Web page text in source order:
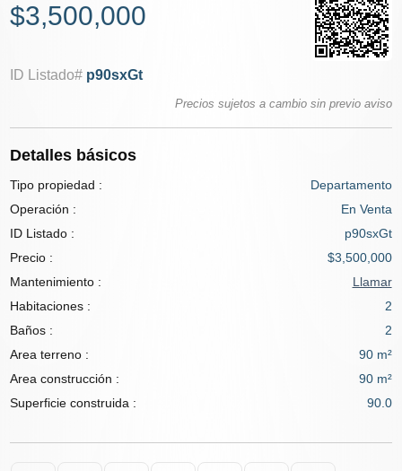
$3,500,000
ID Listado# p90sxGt
Precios sujetos a cambio sin previo aviso
Detalles básicos
Tipo propiedad :
Departamento
Operación :
En Venta
ID Listado :
p90sxGt
Precio :
$3,500,000
Mantenimiento :
Llamar
Habitaciones :
2
Baños :
2
Area terreno :
90 m²
Area construcción :
90 m²
Superficie construida :
90.0